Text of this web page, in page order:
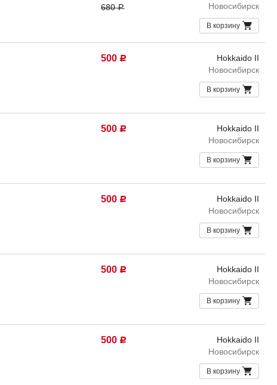
680Р
Новосибирск
В корзину
500 Р
Hokkaido II
Новосибирск
В корзину
500 Р
Hokkaido II
Новосибирск
В корзину
500 Р
Hokkaido II
Новосибирск
В корзину
500 Р
Hokkaido II
Новосибирск
В корзину
500 Р
Hokkaido II
Новосибирск
В корзину